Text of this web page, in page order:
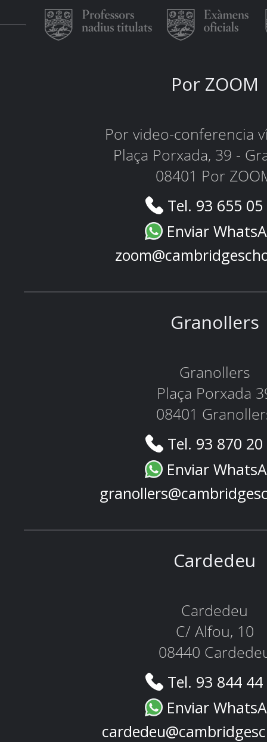
Por ZOOM
Por video-conferencia
Plaça Porxada, 39 -
08401 Por
Tel. 93 655
Enviar
Granollers
Granollers
Plaça Porxada
08401
Tel. 93 870
Enviar
Cardedeu
Cardedeu
C/ Alfou, 10
08440
Tel. 93 844
Enviar